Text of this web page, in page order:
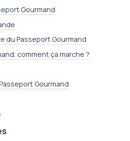
Gourmand
du Passeport Gourmand
comment ça marche ?
Gourmand